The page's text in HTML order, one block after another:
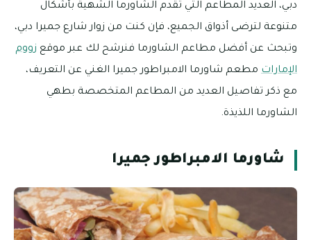
دبي، العديد المطاعم التي تقدم الشاورما الشهية بأشكال
متنوعة لترضى أذواق الجميع، فإن كنت من زوار شارع جميرا دبي،
وتبحث عن أفضل مطاعم الشاورما فنرشح لك عبر موقع زووم
الإمارات مطعم شاورما الامبراطور جميرا الغني عن التعريف،
مع ذكر تفاصيل العديد من المطاعم المتخصصة بطهي
الشاورما اللذيذة.
شاورما الامبراطور جميرا